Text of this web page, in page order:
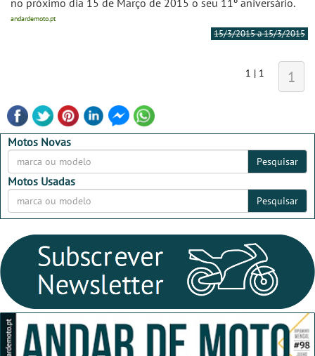
no próximo dia 15 de Março de 2015 o seu 11º aniversário.
andardemoto.pt
15/3/2015 a 15/3/2015
1 | 1 1
Motos Novas
Pesquisar
Motos Usadas
Pesquisar